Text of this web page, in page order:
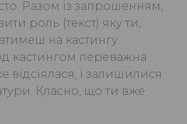
Разом із запрошенням,
роль (текст) яку ти,
на кастингу.
кастингом переважна
відсіялася, і залишилися
Класно, що ти вже